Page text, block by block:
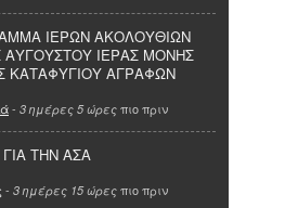
ΙΕΡΩΝ ΑΚΟΛΟΥΘΙΩΝ
ΙΕΡΑΣ ΜΟΝΗΣ
ΚΑΤΑΦΥΓΙΟΥ ΑΓΡΑΦΩΝ
- 3 ημέρες 5 ώρες πιο πριν
ΤΗΝ ΑΣΑ
- 3 ημέρες 15 ώρες πιο πριν